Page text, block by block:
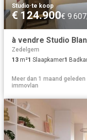
Studio·te koop
€ 124.900€
à vendre Studio
Zedelgem
13 m²1 Slaapkamer1
Meer dan 1 maand geleden
immovlan